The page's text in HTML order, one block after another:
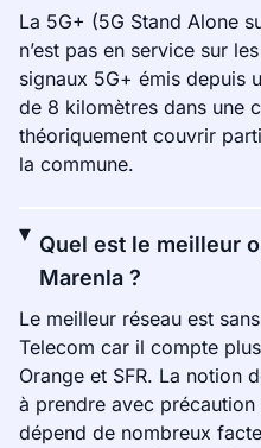
La 5G+ (5G Stand Alone
n’est pas en service sur
signaux 5G+ émis depuis
de 8 kilomètres dans une
théoriquement couvrir
la commune.
Quel est le meilleur
Marenla ?
Le meilleur réseau est
Telecom car il compte
Orange et SFR. La notion
à prendre avec
dépend de nombreux